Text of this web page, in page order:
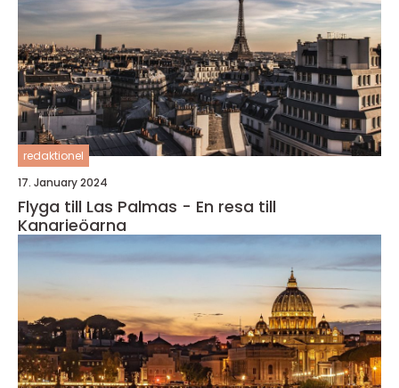
redaktionel
17. January 2024
Flyga till Las Palmas - En resa till
Kanarieöarna